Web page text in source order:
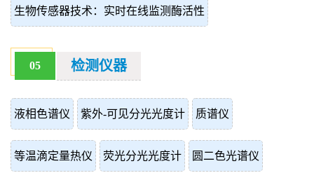
生物传感器技术：实时在线监测酶活性
05 检测仪器
液相色谱仪 紫外-可见分光光度计 质谱仪
等温滴定量热仪 荧光分光光度计 圆二色光谱仪